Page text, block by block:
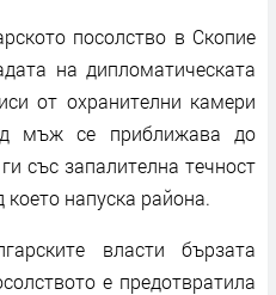
посолство в Скопие
на дипломатическата
от охранителни камери
мъж се приближава до
със запалителна течност
напуска района.
власти бързата
е предотвратила